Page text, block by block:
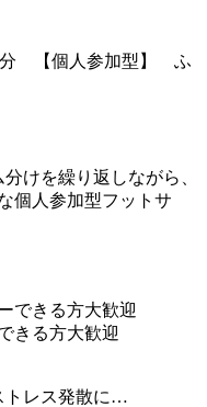
けを繰り返しながら、
個人参加型フットサ
できる方大歓迎
きる方大歓迎
トレス発散に…